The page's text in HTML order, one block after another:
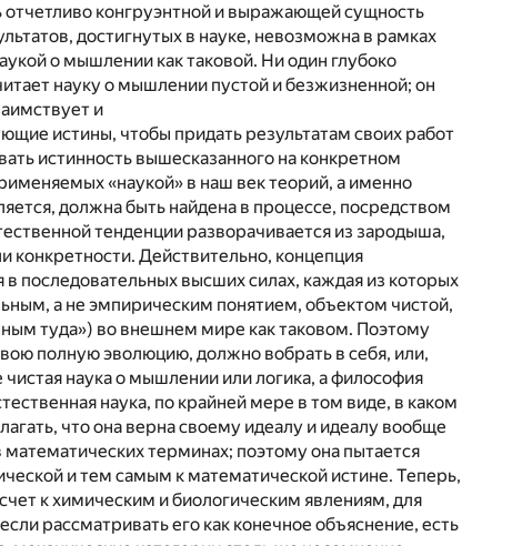
отчетливо конгруэнтной и выражающей сущность
достигнутых в науке, невозможна в рамках
о мышлении как таковой. Ни один глубоко
науку о мышлении пустой и безжизненной; он
и
истины, чтобы придать результатам своих работ
истинность вышесказанного на конкретном
«наукой» в наш век теорий, а именно
должна быть найдена в процессе, посредством
тенденции разворачивается из зародыша,
конкретности. Действительно, концепция
последовательных высших силах, каждая из которых
а не эмпирическим понятием, объектом чистой,
туда») во внешнем мире как таковом. Поэтому
полную эволюцию, должно вобрать в себя, или,
наука о мышлении или логика, а философия
наука, по крайней мере в том виде, в каком
что она верна своему идеалу и идеалу вообще
терминах; поэтому она пытается
и тем самым к математической истине. Теперь,
к химическим и биологическим явлениям, для
рассматривать его как конечное объяснение, есть